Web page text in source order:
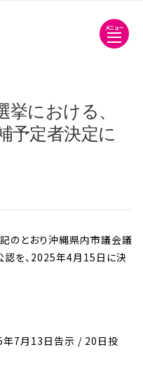
メニュー
における、
予定者決定に
のとおり沖縄県内市議会議
認を、2025年4月15日に決
年7月13日告示 / 20日投